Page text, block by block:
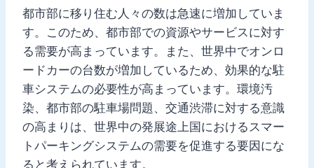
都市部に移り住む人々の数は急速に増加していま
す。このため、都市部での資源やサービスに対す
る需要が高まっています。また、世界中でオンロ
ードカーの台数が増加しているため、効果的な駐
車システムの必要性が高まっています。環境汚
染、都市部の駐車場問題、交通渋滞に対する意識
の高まりは、世界中の発展途上国におけるスマー
トパーキングシステムの需要を促進する要因にな
ると考えられています。